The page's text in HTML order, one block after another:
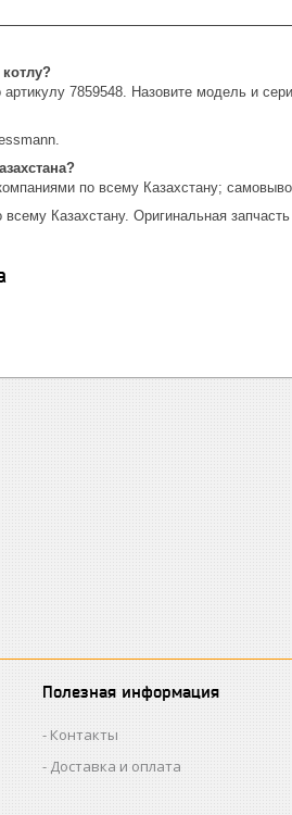
7859548. Назовите модель и
по всему Казахстану;
всему Казахстану. Оригинальная
Полезная информация
Контакты
Доставка и оплата